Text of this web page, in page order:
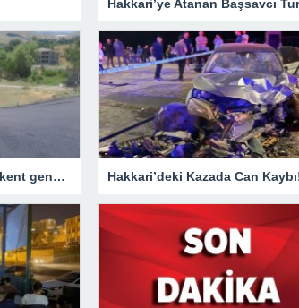
Hakkari Belediyesi’nden kent genelinde yoğun asfalt mesaisi Hakkari’deki Kazada Can